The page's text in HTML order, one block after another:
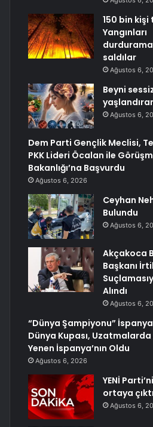
150 bin
Yangınları
saldılar
Ağustos 6,
Beyni
Ağustos 6,
Dem Parti Gençlik Meclisi,
PKK Lideri Öcalan ile
Bakanlığı’na Başvurdu
Ağustos 6, 2026
Ceyhan
Bulundu
Ağustos 6,
Akçakoca
Başkanı
Alındı
Ağustos 6,
“Dünya Şampiyonu”
Dünya Kupası, Uzatmalarda
Yenen İspanya’nın Oldu
Ağustos 6, 2026
YENİ
ortaya
Ağustos 6,